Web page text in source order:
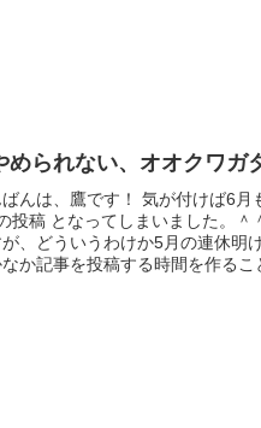
められない、オオクワガ
んは、鷹です！ 気が付けば6月
投稿 となってしまいました。＾
、どういうわけか5月の連休明
か記事を投稿する時間を作るこ